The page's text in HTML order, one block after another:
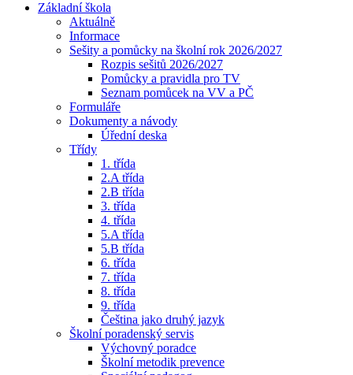
Základní škola
Aktuálně
Informace
Sešity a pomůcky na školní rok 2026/2027
Rozpis sešitů 2026/2027
Pomůcky a pravidla pro TV
Seznam pomůcek na VV a PČ
Formuláře
Dokumenty a návody
Úřední deska
Třídy
1. třída
2.A třída
2.B třída
3. třída
4. třída
5.A třída
5.B třída
6. třída
7. třída
8. třída
9. třída
Čeština jako druhý jazyk
Školní poradenský servis
Výchovný poradce
Školní metodik prevence